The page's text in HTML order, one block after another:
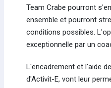
Team Crabe pourront
ensemble et pourront
conditions possibles.
exceptionnelle par un
L'encadrement et l'aide
d'Activit-E, vont leur